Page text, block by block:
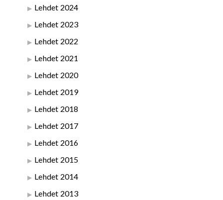
Lehdet 2024
Lehdet 2023
Lehdet 2022
Lehdet 2021
Lehdet 2020
Lehdet 2019
Lehdet 2018
Lehdet 2017
Lehdet 2016
Lehdet 2015
Lehdet 2014
Lehdet 2013